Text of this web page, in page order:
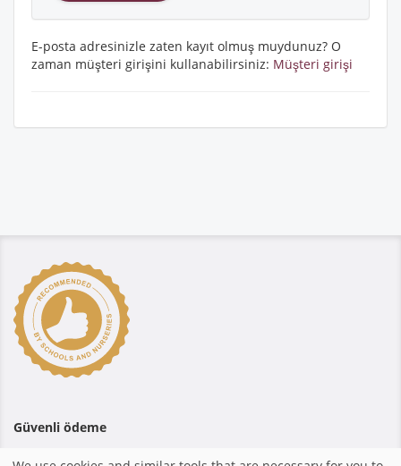
E-posta adresinizle zaten kayıt olmuş muydunuz? O
zaman müşteri girişini kullanabilirsiniz: Müşteri girişi
Güvenli ödeme